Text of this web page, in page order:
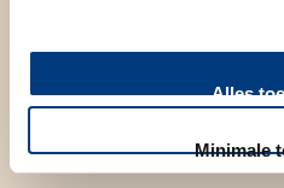
Alles
Minimale
and Gametogenesis (in het